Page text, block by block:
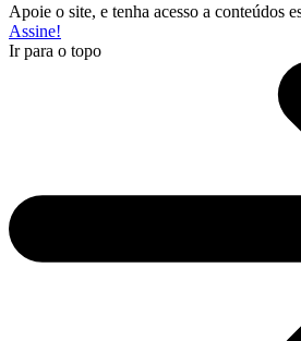
Apoie o site, e tenha acesso a conteúdos
Assine!
Ir para o topo